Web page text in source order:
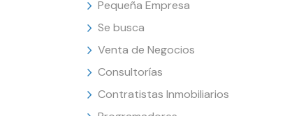
Pequeña Empresa
Se busca
Venta de Negocios
Consultorías
Contratistas Inmobiliarios